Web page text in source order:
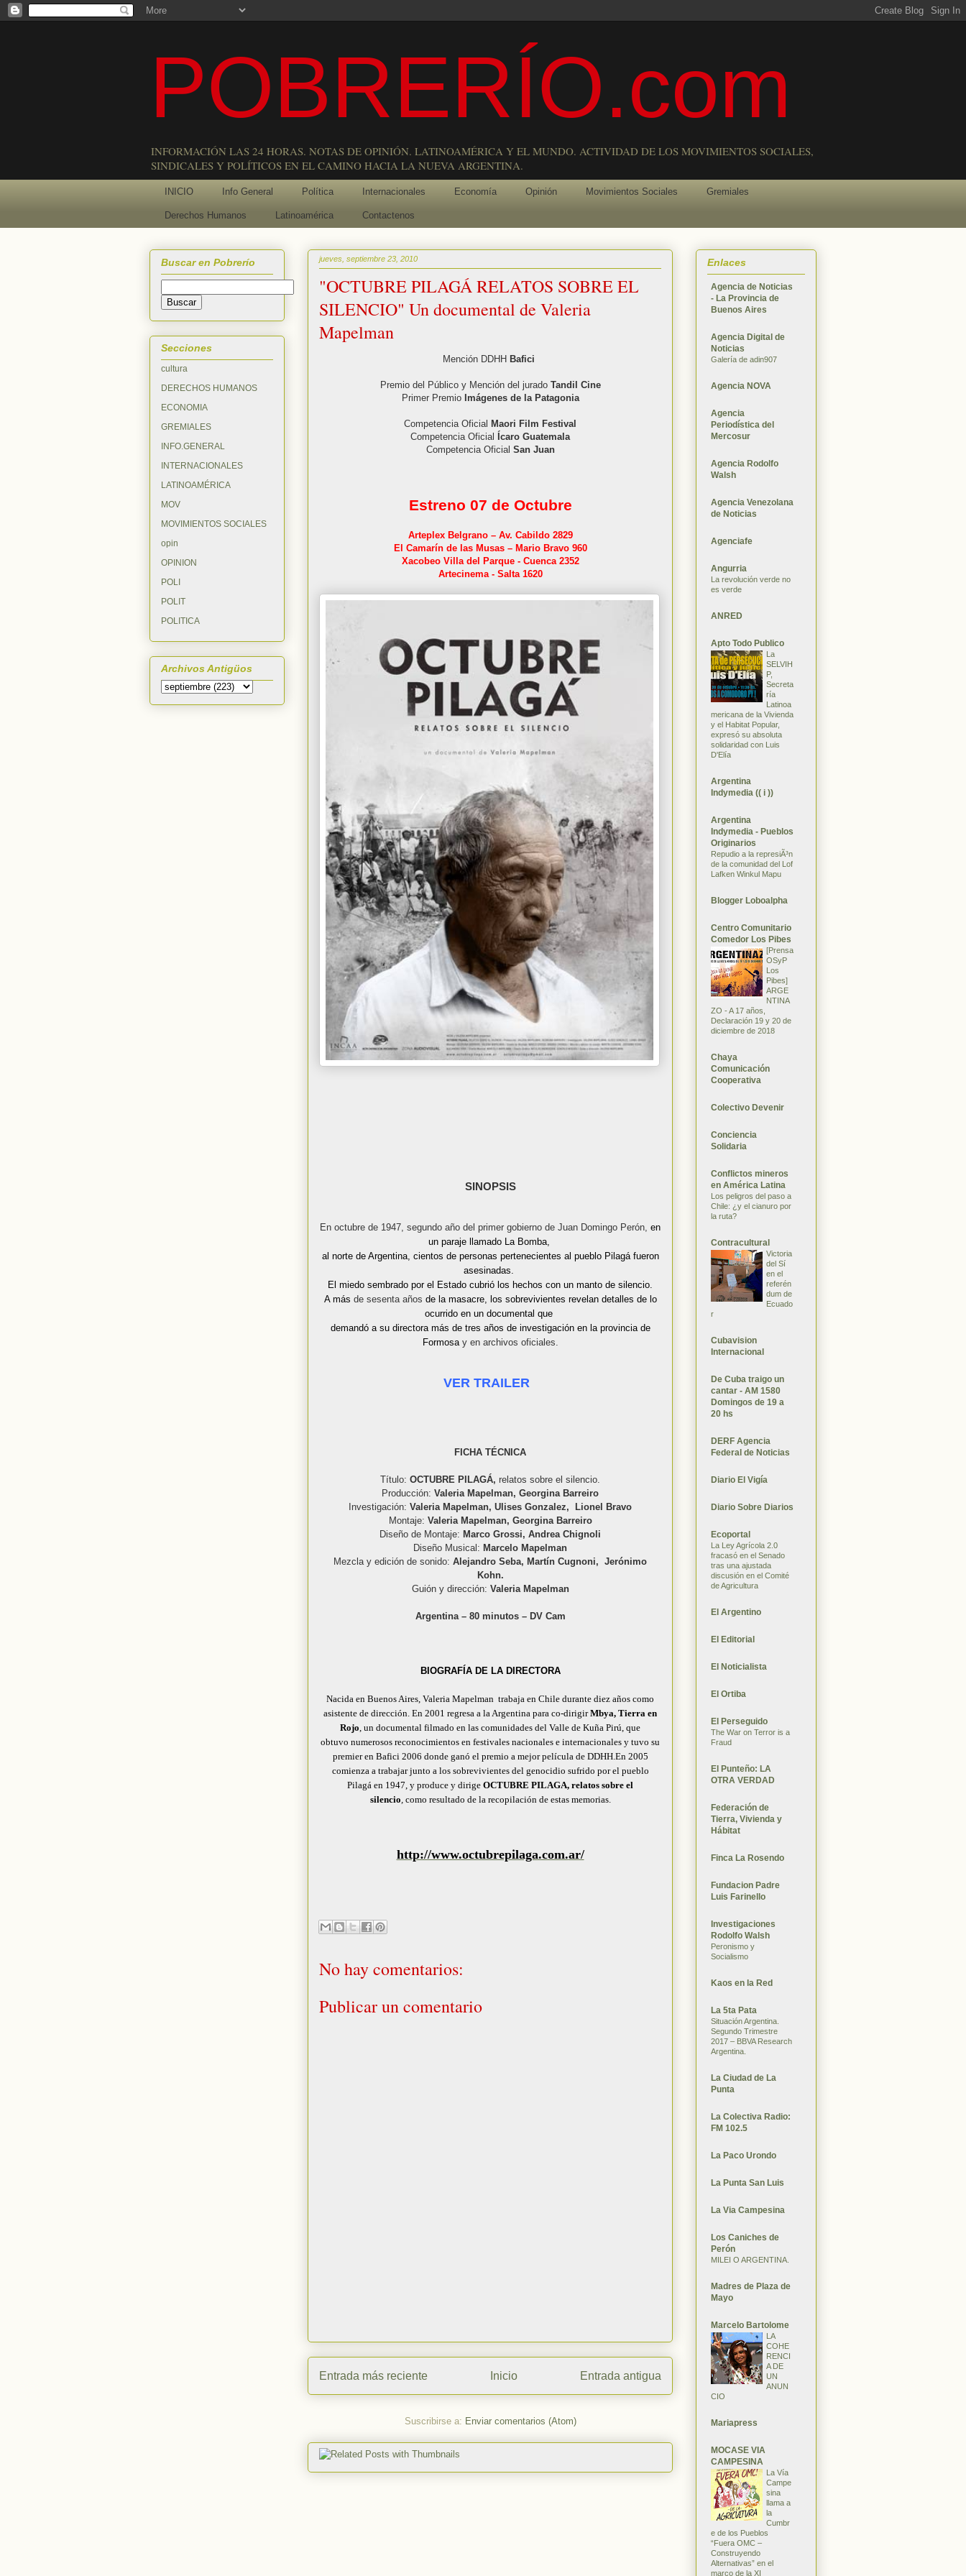
POBRERÍO.com
INFORMACIÓN LAS 24 HORAS. NOTAS DE OPINIÓN. LATINOAMÉRICA Y EL MUNDO. ACTIVIDAD DE LOS MOVIMIENTOS SOCIALES,
SINDICALES Y POLÍTICOS EN EL CAMINO HACIA LA NUEVA ARGENTINA.
INICIO Info General Política Internacionales Economía Opinión Movimientos Sociales Gremiales
Derechos Humanos Latinoamérica Contactenos
jueves, septiembre 23, 2010
"OCTUBRE PILAGÁ RELATOS SOBRE EL
SILENCIO" Un documental de Valeria
Mapelman
Mención DDHH Bafici
Premio del Público y Mención del juradoTandil Cine
Primer PremioImágenes de la Patagonia
Competencia Oficial Maori Film Festival
Competencia Oficial
Ícaro Guatemala
Competencia Oficial San Juan
Estreno 07 de Octubre
Arteplex Belgrano – Av. Cabildo 2829
El Camarín de las Musas – Mario Bravo 960
Xacobeo Villa del Parque - Cuenca 2352
Artecinema - Salta 1620
SINOPSIS
En octubre de 1947, segundo año del primer gobierno de Juan Domingo Perón, en
un paraje llamado La Bomba,
al norte de Argentina, cientos de personas pertenecientes al pueblo Pilagá fueron
asesinadas.
El miedo sembrado por el Estado cubrió los hechos con un manto de silencio.
A más de sesenta años de la masacre, los sobrevivientes revelan detalles de lo
ocurrido en un documental que
demandó a su directora más de tres años de investigación en la provincia de
Formosa y en archivos oficiales.
VER TRAILER
FICHA TÉCNICA
Título: OCTUBRE PILAGÁ, relatos sobre el silencio.
Producción: Valeria Mapelman, Georgina Barreiro
Investigación: Valeria Mapelman, Ulises Gonzalez, Lionel Bravo
Montaje: Valeria Mapelman, Georgina Barreiro
Diseño de Montaje: Marco Grossi, Andrea Chignoli
Diseño Musical: Marcelo Mapelman
Mezcla y edición de sonido: Alejandro Seba, Martín Cugnoni, Jerónimo
Kohn.
Guión y dirección: Valeria Mapelman
Argentina – 80 minutos – DV Cam
BIOGRAFÍA DE LA DIRECTORA
Nacida en Buenos Aires, Valeria Mapelman trabaja en Chile durante diez años como
asistente de dirección. En 2001 regresa a la Argentina para co-dirigirMbya, Tierra en
Rojo, un documental filmado en las comunidades del Valle de Kuña Pirú, que
obtuvo numerosos reconocimientos en festivales nacionales e internacionales y tuvo su
premier en Bafici 2006 donde ganó el premio a mejor película de DDHH.En 2005
comienza a trabajar junto a los sobrevivientes del genocidio sufrido por el pueblo
Pilagá en 1947, y produce y dirige OCTUBRE PILAGA, relatos sobre el
silencio, como resultado de la recopilación de estas memorias.
http://www.octubrepilaga.com.ar/
No hay comentarios:
Publicar un comentario
Entrada más reciente Entrada antigua
Inicio
Suscribirse a: Enviar comentarios (Atom)
Buscar en Pobrerío
Secciones
cultura
DERECHOS HUMANOS
ECONOMIA
GREMIALES
INFO.GENERAL
INTERNACIONALES
LATINOAMÉRICA
MOV
MOVIMIENTOS SOCIALES
opin
OPINION
POLI
POLIT
POLITICA
Archivos Antigüos
Enlaces
Agencia de Noticias
- La Provincia de
Buenos Aires
Agencia Digital de
Noticias
Galería de adin907
Agencia NOVA
Agencia
Periodística del
Mercosur
Agencia Rodolfo
Walsh
Agencia Venezolana
de Noticias
Agenciafe
Angurria
La revolución verde no
es verde
ANRED
Apto Todo Publico
La
SELVIH
P,
Secreta
ría
Latinoa
mericana de la Vivienda
y el Habitat Popular,
expresó su absoluta
solidaridad con Luis
D'Elía
Argentina
Indymedia (( i ))
Argentina
Indymedia - Pueblos
Originarios
Repudio a la represiÃ³n
de la comunidad del Lof
Lafken Winkul Mapu
Blogger Loboalpha
Centro Comunitario
Comedor Los Pibes
[Prensa
OSyP
Los
Pibes]
ARGE
NTINA
ZO - A 17 años,
Declaración 19 y 20 de
diciembre de 2018
Chaya
Comunicación
Cooperativa
Colectivo Devenir
Conciencia
Solidaria
Conflictos mineros
en América Latina
Los peligros del paso a
Chile: ¿y el cianuro por
la ruta?
Contracultural
Victoria
del Sí
en el
referén
dum de
Ecuado
r
Cubavision
Internacional
De Cuba traigo un
cantar - AM 1580
Domingos de 19 a
20 hs
DERF Agencia
Federal de Noticias
Diario El Vigía
Diario Sobre Diarios
Ecoportal
La Ley Agrícola 2.0
fracasó en el Senado
tras una ajustada
discusión en el Comité
de Agricultura
El Argentino
El Editorial
El Noticialista
El Ortiba
El Perseguido
The War on Terror is a
Fraud
El Punteño: LA
OTRA VERDAD
Federación de
Tierra, Vivienda y
Hábitat
Finca La Rosendo
Fundacion Padre
Luis Farinello
Investigaciones
Rodolfo Walsh
Peronismo y
Socialismo
Kaos en la Red
La 5ta Pata
Situación Argentina.
Segundo Trimestre
2017 – BBVA Research
Argentina.
La Ciudad de La
Punta
La Colectiva Radio:
FM 102.5
La Paco Urondo
La Punta San Luis
La Via Campesina
Los Caniches de
Perón
MILEI O ARGENTINA.
Madres de Plaza de
Mayo
Marcelo Bartolome
LA
COHE
RENCI
A DE
UN
ANUN
CIO
Mariapress
MOCASE VIA
CAMPESINA
La Vía
Campe
sina
llama a
la
Cumbr
e de los Pueblos
“Fuera OMC –
Construyendo
Alternativas” en el
marco de la XI